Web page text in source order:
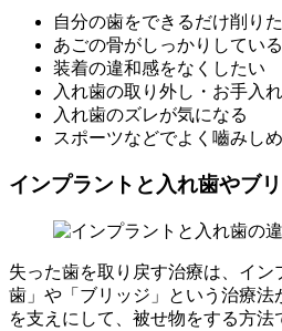
自分の歯をできるだけ削り
あごの骨がしっかりしている
装着の違和感をなくしたい
入れ歯の取り外し・お手入
入れ歯のズレが気になる
スポーツなどでよく嚙みし
インプラントと入れ歯やブ
失った歯を取り戻す治療は、イ
歯」や「ブリッジ」という治療
を支えにして、被せ物をする方